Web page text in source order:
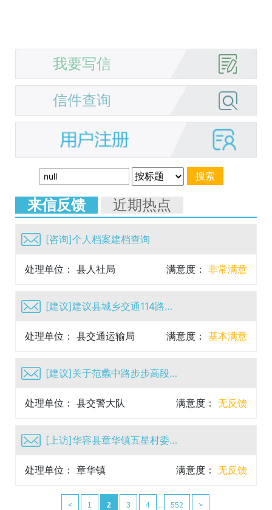
我要写信
信件查询
来信反馈 近期热点
[咨询]个人档案建档查询
处理单位： 县人社局 满意度： 非常满意
[建议]建议县城乡交通114路终点站由跑马岭延伸栗树村村...
处理单位： 县交通运输局 满意度： 基本满意
[建议]关于范蠡中路步步高段的斑马线增设
处理单位： 县交警大队 满意度： 无反馈
[上访]华容县章华镇五星村委村副支书谢宏不作为、不担当、...
处理单位： 章华镇 满意度： 无反馈
< 1 2 3 4 ... 552 >